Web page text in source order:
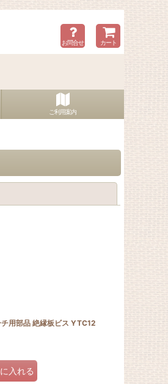
お問合せ カート
ご利用案内
用部品 絶縁板ビス YTC12
入れる